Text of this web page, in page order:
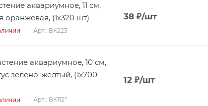
аквариумное, 11 см,
оранжевая, (1х320 шт)
Арт.: ВК223
38₽/шт
аквариумное, 10 см,
зелено-желтый, (1х700
Арт.: ВК112*
12₽/шт